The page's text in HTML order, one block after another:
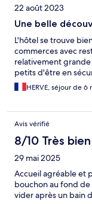
22 août 2023
Une belle
L'hôtel se trouve
commerces avec
relativement
petits d'être en
HERVE, séjour de 6
Avis vérifié
8/10 Très bien
29 mai 2025
Accueil agréable et
bouchon au fond
vider après un bain